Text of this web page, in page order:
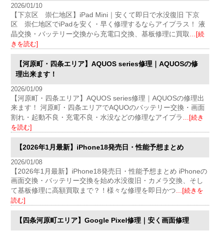
2026/01/10
【下京区 崇仁地区】iPad Mini｜安くて即日で水没復旧 下京
区 崇仁地区でiPadを安く・早く修理するならアイプラス！ 液
晶交換・バッテリー交換から充電口交換、基板修理に買取 …[続
きを読む]
【河原町・四条エリア】AQUOS series修理｜AQUOSの修
理出来ます！
2026/01/09
【河原町・四条エリア】AQUOS series修理｜AQUOSの修理出
来ます！ 河原町・四条エリアでAQUOのバッテリー交換・画面
割れ・起動不良・充電不良・水没などの修理なアイプラ …[続き
を読む]
【2026年1月最新】iPhone18発売日・性能予想まとめ
2026/01/08
【2026年1月最新】iPhone18発売日・性能予想まとめ iPhoneの
画面交換・バッテリー交換を始め水没復旧・カメラ交換、そし
て基板修理に高額買取まで？！様々な修理を即日かつ…[続きを
読む]
【四条河原町エリア】Google Pixel修理｜安く画面修理